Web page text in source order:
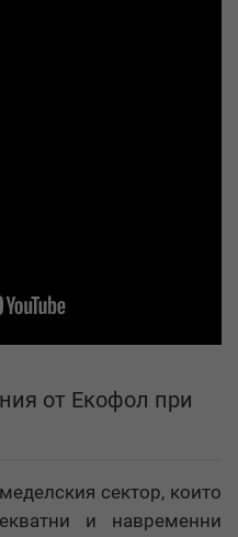
от Екофол при
сектор, които
и навременни